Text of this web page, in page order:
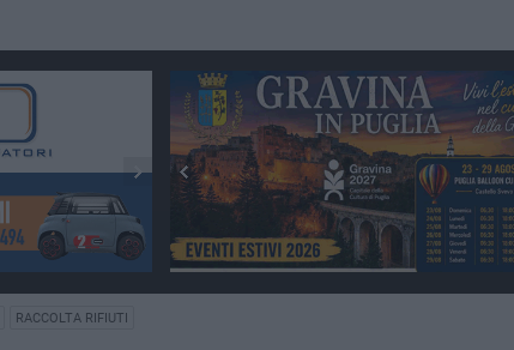
RACCOLTA RIFIUTI